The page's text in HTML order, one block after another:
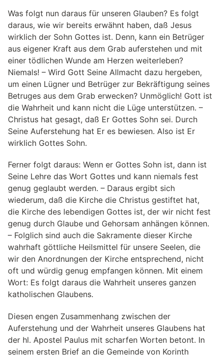
Was folgt nun daraus für unseren Glauben? Es folgt
daraus, wie wir bereits erwähnt haben, daß Jesus
wirklich der Sohn Gottes ist. Denn, kann ein Betrüger
aus eigener Kraft aus dem Grab auferstehen und mit
einer tödlichen Wunde am Herzen weiterleben?
Niemals! – Wird Gott Seine Allmacht dazu hergeben,
um einen Lügner und Betrüger zur Bekräftigung seines
Betruges aus dem Grab erwecken? Unmöglich! Gott ist
die Wahrheit und kann nicht die Lüge unterstützen. –
Christus hat gesagt, daß Er Gottes Sohn sei. Durch
Seine Auferstehung hat Er es bewiesen. Also ist Er
wirklich Gottes Sohn.
Ferner folgt daraus: Wenn er Gottes Sohn ist, dann ist
Seine Lehre das Wort Gottes und kann niemals fest
genug geglaubt werden. – Daraus ergibt sich
wiederum, daß die Kirche die Christus gestiftet hat,
die Kirche des lebendigen Gottes ist, der wir nicht fest
genug durch Glaube und Gehorsam anhängen können.
– Folglich sind auch die Sakramente dieser Kirche
wahrhaft göttliche Heilsmittel für unsere Seelen, die
wir den Anordnungen der Kirche entsprechend, nicht
oft und würdig genug empfangen können. Mit einem
Wort: Es folgt daraus die Wahrheit unseres ganzen
katholischen Glaubens.
Diesen engen Zusammenhang zwischen der
Auferstehung und der Wahrheit unseres Glaubens hat
der hl. Apostel Paulus mit scharfen Worten betont. In
seinem ersten Brief an die Gemeinde von Korinth